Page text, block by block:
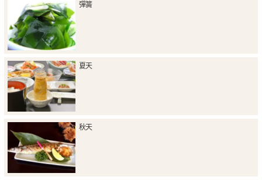
彈簧
夏天
秋天